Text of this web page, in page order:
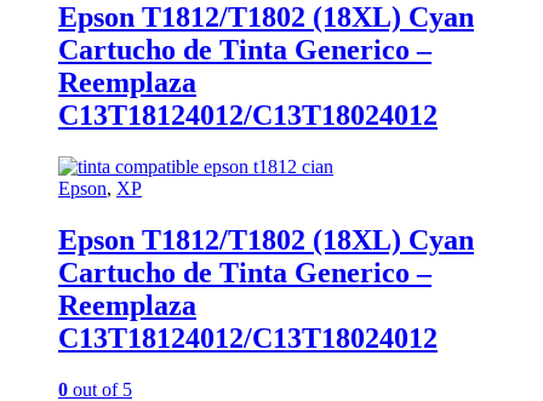
Epson T1812/T1802 (18XL) Cyan
Cartucho de Tinta Generico –
Reemplaza
C13T18124012/C13T18024012
Epson, XP
Epson T1812/T1802 (18XL) Cyan
Cartucho de Tinta Generico –
Reemplaza
C13T18124012/C13T18024012
0 out of 5